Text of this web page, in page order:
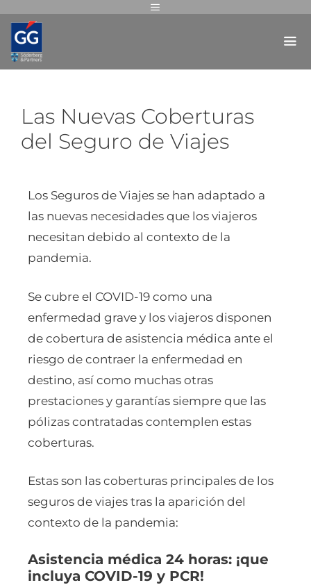
Las Nuevas Coberturas
del Seguro de Viajes
Los Seguros de Viajes se han adaptado a
las nuevas necesidades que los viajeros
necesitan debido al contexto de la
pandemia.
Se cubre el COVID-19 como una
enfermedad grave y los viajeros disponen
de cobertura de asistencia médica ante el
riesgo de contraer la enfermedad en
destino, así como muchas otras
prestaciones y garantías siempre que las
pólizas contratadas contemplen estas
coberturas.
Estas son las coberturas principales de los
seguros de viajes tras la aparición del
contexto de la pandemia:
Asistencia médica 24 horas: ¡que
incluya COVID-19 y PCR!